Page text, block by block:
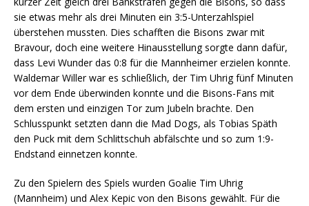
sie etwas mehr als drei Minuten ein 3:5-Unterzahlspiel
überstehen mussten. Dies schafften die Bisons zwar mit
Bravour, doch eine weitere Hinausstellung sorgte dann dafür,
dass Levi Wunder das 0:8 für die Mannheimer erzielen konnte.
Waldemar Willer war es schließlich, der Tim Uhrig fünf Minuten
vor dem Ende überwinden konnte und die Bisons-Fans mit
dem ersten und einzigen Tor zum Jubeln brachte. Den
Schlusspunkt setzten dann die Mad Dogs, als Tobias Späth
den Puck mit dem Schlittschuh abfälschte und so zum 1:9-
Endstand einnetzen konnte.
Zu den Spielern des Spiels wurden Goalie Tim Uhrig
(Mannheim) und Alex Kepic von den Bisons gewählt. Für die